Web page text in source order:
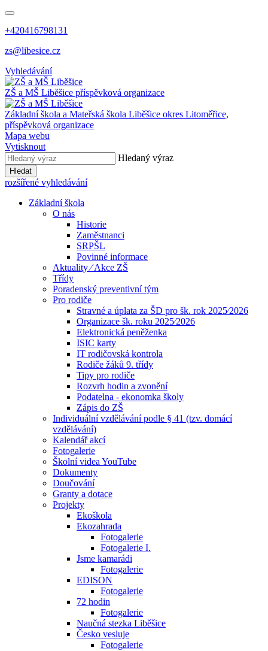
+420416798131
zs@libesice.cz
Vyhledávání
ZŠ a MŠ Liběšice příspěvková organizace
Základní škola a Mateřská škola Liběšice okres Litoměřice,
příspěvková organizace
Mapa webu
Vytisknout
Hledaný výraz
Hledat
rozšířené vyhledávání
Základní škola
O nás
Historie
Zaměstnanci
SRPŠL
Povinné informace
Aktuality ⁄ Akce ZŠ
Třídy
Poradenský preventivní tým
Pro rodiče
Stravné a úplata za ŠD pro šk. rok 2025⁄2026
Organizace šk. roku 2025⁄2026
Elektronická peněženka
ISIC karty
IT rodičovská kontrola
Rodiče žáků 9. třídy
Tipy pro rodiče
Rozvrh hodin a zvonění
Podatelna - ekonomka školy
Zápis do ZŠ
Individuální vzdělávání podle § 41 (tzv. domácí
vzdělávání)
Kalendář akcí
Fotogalerie
Školní videa YouTube
Dokumenty
Doučování
Granty a dotace
Projekty
Ekoškola
Ekozahrada
Fotogalerie
Fotogalerie I.
Jsme kamarádi
Fotogalerie
EDISON
Fotogalerie
72 hodin
Fotogalerie
Naučná stezka Liběšice
Česko vesluje
Fotogalerie